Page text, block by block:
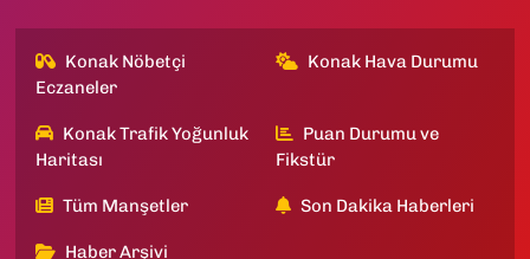
Konak Nöbetçi
Eczaneler
Konak Hava Durumu
Konak Trafik Yoğunluk
Haritası
Puan Durumu ve
Fikstür
Tüm Manşetler Son Dakika Haberleri
Haber Arşivi